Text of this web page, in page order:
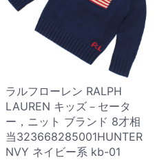
ラルフローレン RALPH
LAUREN キッズ－セータ
ー，ニット ブランド 8才相
当323668285001HUNTER
NVY ネイビー系 kb-01